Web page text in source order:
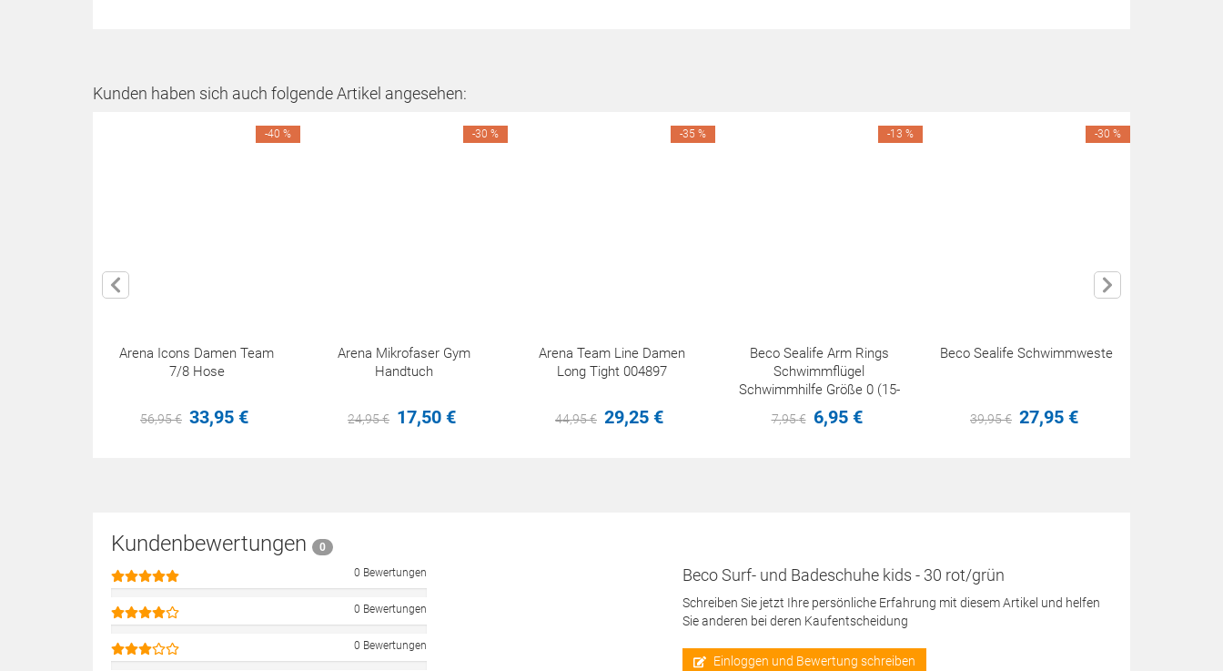
Kunden haben sich auch folgende Artikel angesehen:
Arena Icons Damen Team
7/8 Hose
56,95€ 33,95 €
-40 %
Arena Mikrofaser Gym
Handtuch
24,95€ 17,50 €
-30 %
Arena Team Line Damen
Long Tight 004897
44,95€ 29,25 €
-35 %
Beco Sealife Arm Rings
Schwimmflügel
Schwimmhilfe Größe 0 (15-
30 kg)
7,95€ 6,95 €
-13 %
Beco Sealife Schwimmweste
39,95€ 27,95 €
-30 %
Kundenbewertungen
0
0 Bewertungen
0 Bewertungen
0 Bewertungen
Beco Surf- und Badeschuhe kids - 30 rot/grün
Schreiben Sie jetzt Ihre persönliche Erfahrung mit diesem Artikel und helfen
Sie anderen bei deren Kaufentscheidung
Einloggen und Bewertung schreiben